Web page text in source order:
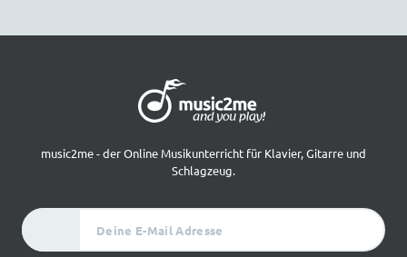
music2me - der Online Musikunterricht für Klavier, Gitarre und
Schlagzeug.
Deine E-Mail Adresse